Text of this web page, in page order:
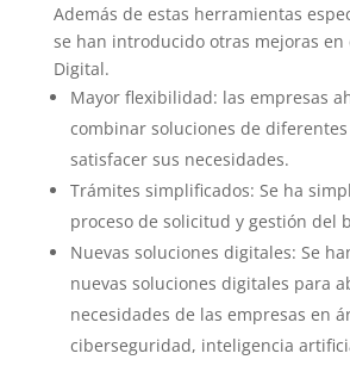
Además de estas herramientas
se han introducido otras mejoras
Digital.
Mayor flexibilidad: las empresas
combinar soluciones de
satisfacer sus necesidades.
Trámites simplificados: Se ha
proceso de solicitud y gestión del
Nuevas soluciones digitales: Se
nuevas soluciones digitales para
necesidades de las empresas en
ciberseguridad, inteligencia